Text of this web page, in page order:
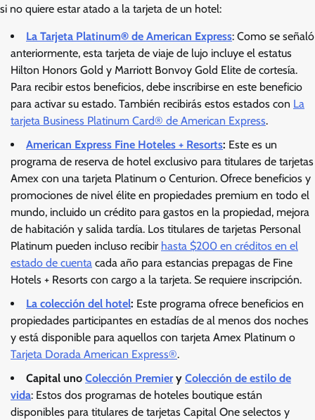
si no quiere estar atado a la tarjeta de un hotel:
La Tarjeta Platinum® de American Express: Como se señaló
anteriormente, esta tarjeta de viaje de lujo incluye el estatus
Hilton Honors Gold y Marriott Bonvoy Gold Elite de cortesía.
Para recibir estos beneficios, debe inscribirse en este beneficio
para activar su estado. También recibirás estos estados con La
tarjeta Business Platinum Card® de American Express.
American Express Fine Hoteles + Resorts: Este es un
programa de reserva de hotel exclusivo para titulares de tarjetas
Amex con una tarjeta Platinum o Centurion. Ofrece beneficios y
promociones de nivel élite en propiedades premium en todo el
mundo, incluido un crédito para gastos en la propiedad, mejora
de habitación y salida tardía. Los titulares de tarjetas Personal
Platinum pueden incluso recibir hasta $200 en créditos en el
estado de cuenta cada año para estancias prepagas de Fine
Hotels + Resorts con cargo a la tarjeta. Se requiere inscripción.
La colección del hotel: Este programa ofrece beneficios en
propiedades participantes en estadías de al menos dos noches
y está disponible para aquellos con tarjeta Amex Platinum o
Tarjeta Dorada American Express®.
Capital uno Colección Premiery Colección de estilo de
vida: Estos dos programas de hoteles boutique están
disponibles para titulares de tarjetas Capital One selectos y